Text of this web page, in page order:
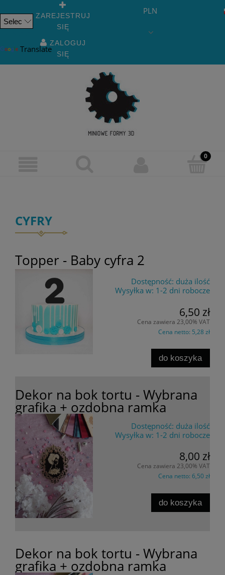
Translate
ZAREJESTRUJ
SIĘ
ZALOGUJ
SIĘ
PLN
CYFRY
Topper - Baby cyfra 2
Dostępność: duża ilość
Wysyłka w: 1-2 dni robocze
6,50 zł
Cena zawiera 23,00% VAT
Cena netto: 5,28 zł
do koszyka
Dekor na bok tortu - Wybrana
grafika + ozdobna ramka
Dostępność: duża ilość
Wysyłka w: 1-2 dni robocze
8,00 zł
Cena zawiera 23,00% VAT
Cena netto: 6,50 zł
do koszyka
Dekor na bok tortu - Wybrana
grafika + ozdobna ramka